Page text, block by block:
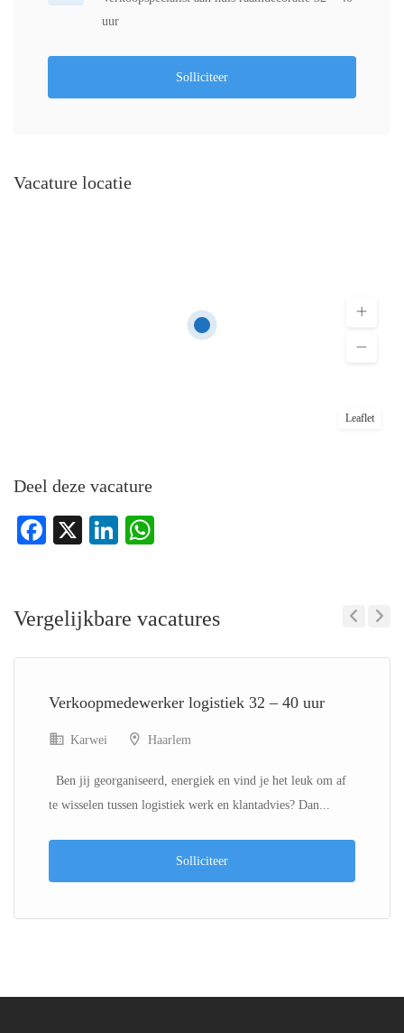
uur
Solliciteer
Vacature locatie
Leaflet
Deel deze vacature
Facebook
X LinkedIn
Vergelijkbare vacatures
Verkoopmedewerker logistiek 32 – 40 uur
Karwei Haarlem
Ben jij georganiseerd, energiek en vind je het leuk om af
te wisselen tussen logistiek werk en klantadvies? Dan...
Solliciteer